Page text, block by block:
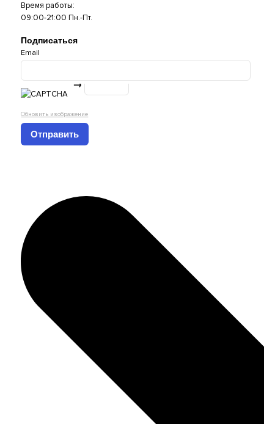
Время работы:
09:00-21:00 Пн.-Пт.
Подписаться
Email
→
Обновить изображение